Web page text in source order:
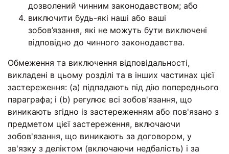
дозволений чинним законодавством; або
виключити будь-які наші або ваші
зобов’язання, які не можуть бути виключені
відповідно до чинного законодавства.
Обмеження та виключення відповідальності,
викладені в цьому розділі та в інших частинах цієї
застереження: (a) підпадають під дію попереднього
параграфа; і (b) регулює всі зобов'язання, що
виникають згідно із застереженням або пов'язано з
предметом цієї застереження, включаючи
зобов'язання, що виникають за договором, у
зв'язку з деліктом (включаючи недбалість) і за